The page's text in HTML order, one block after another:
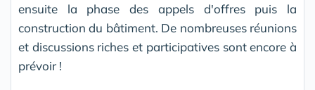
ensuite la phase des appels d'offres puis la
construction du bâtiment. De nombreuses réunions
et discussions riches et participatives sont encore à
prévoir !